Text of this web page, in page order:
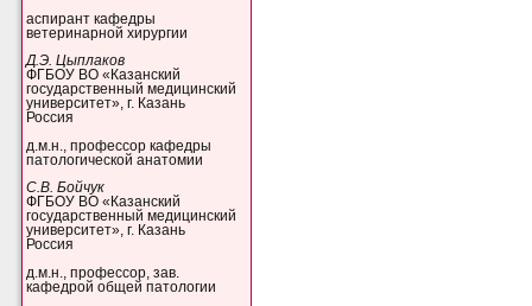
аспирант кафедры
ветеринарной хирургии
Д.Э. Цыплаков
ФГБОУ ВО «Казанский
государственный медицинский
университет», г. Казань
Россия
д.м.н., профессор кафедры
патологической анатомии
С.В. Бойчук
ФГБОУ ВО «Казанский
государственный медицинский
университет», г. Казань
Россия
д.м.н., профессор, зав.
кафедрой общей патологии